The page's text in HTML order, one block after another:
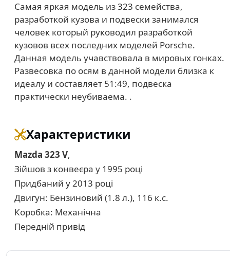
Самая яркая модель из 323 семейства,
разработкой кузова и подвески занимался
человек который руководил разработкой
кузовов всех последних моделей Porsche.
Данная модель учавствовала в мировых гонках.
Развесовка по осям в данной модели близка к
идеалу и составляет 51:49, подвеска
практически неубиваема. .
Характеристики
Mazda 323 V,
Зійшов з конвеєра у 1995 році
Придбаний у 2013 році
Двигун: Бензиновий (1.8 л.), 116 к.с.
Коробка: Механічна
Передній привід